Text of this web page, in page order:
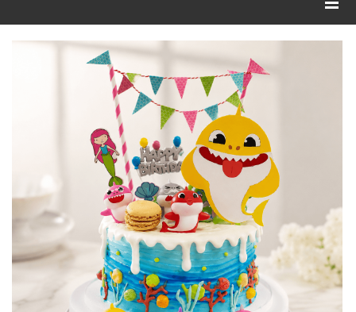
記住我
網紅媽咪蛋糕心得分享
加入甜點廚師接單平台